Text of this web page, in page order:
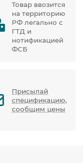
Товар ввозится
на территорию
РФ легально с
ГТД и
нотификацией
ФСБ
Присылай
спецификацию,
сообщим цены